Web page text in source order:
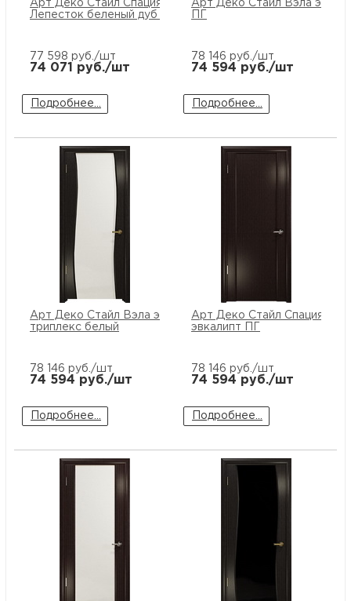
Арт Деко Стайл Спация
Лепесток беленый дуб ПГ
77 598 руб./шт
74 071 руб./шт
Подробнее...
Арт Деко Стайл Вэла
78 146 руб./шт
74 594 руб./шт
Подробнее...
Арт Деко Стайл Вэла эвкалипт
триплекс белый
78 146 руб./шт
74 594 руб./шт
Подробнее...
Арт Деко Стайл Спация-3
эвкалипт ПГ
78 146 руб./шт
74 594 руб./шт
Подробнее...